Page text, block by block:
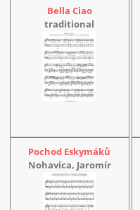
Bella Ciao
traditional
Pochod Eskymáků
Nohavica, Jaromír